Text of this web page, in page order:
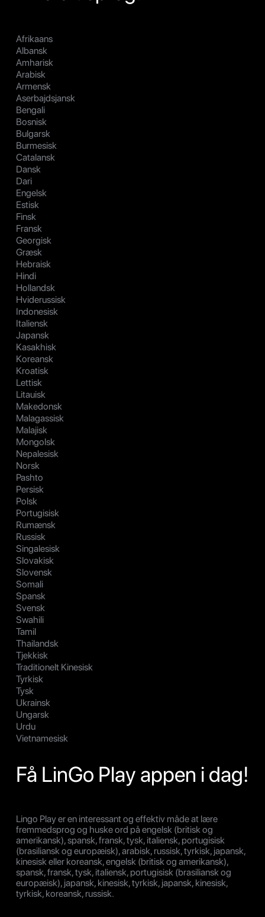
Afrikaans
Albansk
Amharisk
Arabisk
Armensk
Aserbajdsjansk
Bengali
Bosnisk
Bulgarsk
Burmesisk
Catalansk
Dansk
Dari
Engelsk
Estisk
Finsk
Fransk
Georgisk
Græsk
Hebraisk
Hindi
Hollandsk
Hviderussisk
Indonesisk
Italiensk
Japansk
Kasakhisk
Koreansk
Kroatisk
Lettisk
Litauisk
Makedonsk
Malagassisk
Malajisk
Mongolsk
Nepalesisk
Norsk
Pashto
Persisk
Polsk
Portugisisk
Rumænsk
Russisk
Singalesisk
Slovakisk
Slovensk
Somali
Spansk
Svensk
Swahili
Tamil
Thailandsk
Tjekkisk
Traditionelt Kinesisk
Tyrkisk
Tysk
Ukrainsk
Ungarsk
Urdu
Vietnamesisk
Få LinGo Play appen i dag!
Lingo Play er en interessant og effektiv måde at lære
fremmedsprog og huske ord på engelsk (britisk og
amerikansk), spansk, fransk, tysk, italiensk, portugisisk
(brasiliansk og europæisk), arabisk, russisk, tyrkisk, japansk,
kinesisk eller koreansk, engelsk (britisk og amerikansk),
spansk, fransk, tysk, italiensk, portugisisk (brasiliansk og
europæisk), japansk, kinesisk, tyrkisk, japansk, kinesisk,
tyrkisk, koreansk, russisk.